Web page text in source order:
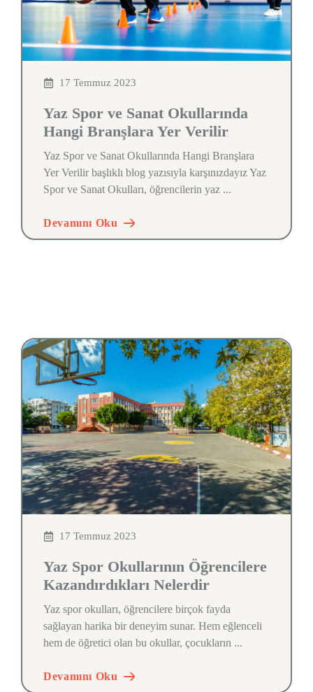
17 Temmuz 2023
Yaz Spor ve Sanat Okullarında
Hangi Branşlara Yer Verilir
Yaz Spor ve Sanat Okullarında Hangi Branşlara
Yer Verilir başlıklı blog yazısıyla karşınızdayız Yaz
Spor ve Sanat Okulları, öğrencilerin yaz ...
Devamını Oku
17 Temmuz 2023
Yaz Spor Okullarının Öğrencilere
Kazandırdıkları Nelerdir
Yaz spor okulları, öğrencilere birçok fayda
sağlayan harika bir deneyim sunar. Hem eğlenceli
hem de öğretici olan bu okullar, çocukların ...
Devamını Oku